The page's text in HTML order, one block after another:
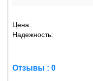
Цена:
Надежность:
Отзывы : 0